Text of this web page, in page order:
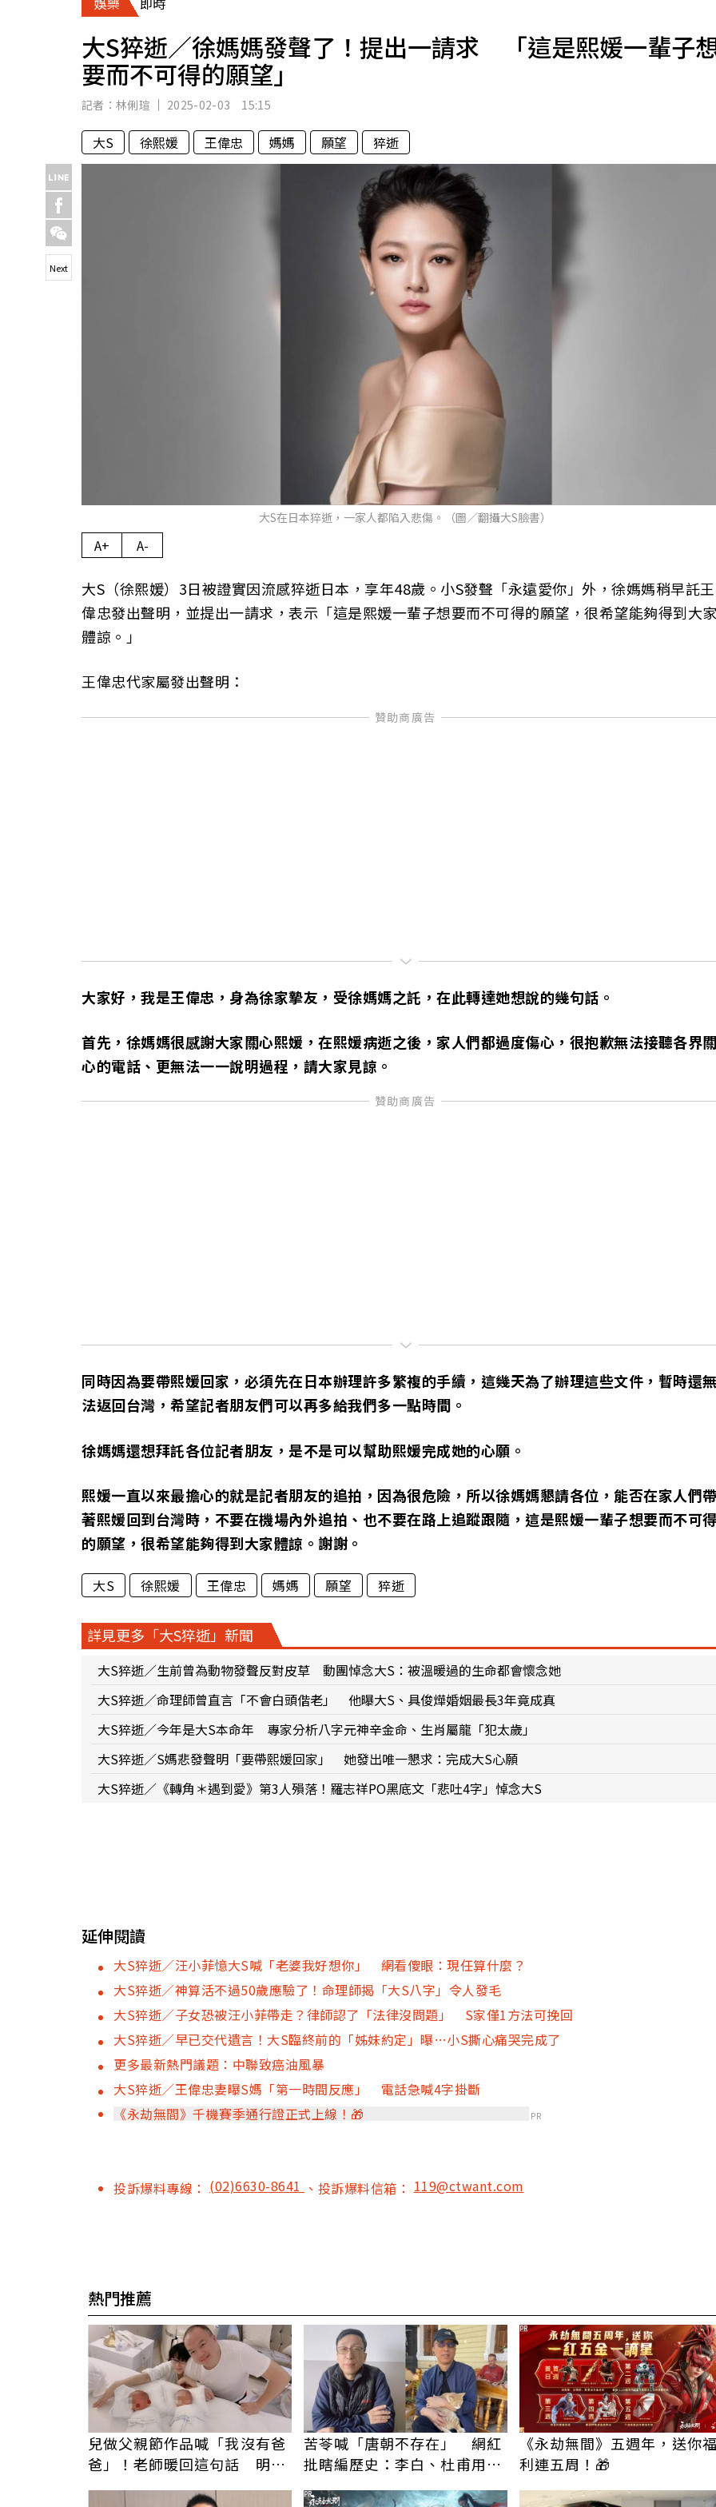
專欄
房產新勢力
運勢
大S猝逝／徐媽媽發聲了！提出一請求 「這是熙媛一輩子
要而不可得的願望」
記者： 林俐瑄 2025-02-03 15:15
大S 徐熙媛 王偉忠 媽媽 願望 猝逝
大S在日本猝逝，一家人都陷入悲傷。（圖／翻攝大S臉書）
Next
A+ A-
大S（徐熙媛）3日被證實因流感猝逝日本，享年48歲。小S發聲「永遠愛你」外，徐媽媽稍早託王
偉忠發出聲明，並提出一請求，表示「這是熙媛一輩子想要而不可得的願望，很希望能夠得到大
體諒。」
王偉忠代家屬發出聲明：
大家好，我是王偉忠，身為徐家摯友，受徐媽媽之託，在此轉達她想說的幾句話。
首先，徐媽媽很感謝大家關心熙媛，在熙媛病逝之後，家人們都過度傷心，很抱歉無法接聽各界
心的電話、更無法一一說明過程，請大家見諒。
同時因為要帶熙媛回家，必須先在日本辦理許多繁複的手續，這幾天為了辦理這些文件，暫時還
法返回台灣，希望記者朋友們可以再多給我們多一點時間。
徐媽媽還想拜託各位記者朋友，是不是可以幫助熙媛完成她的心願。
熙媛一直以來最擔心的就是記者朋友的追拍，因為很危險，所以徐媽媽懇請各位，能否在家人們
著熙媛回到台灣時，不要在機場內外追拍、也不要在路上追蹤跟隨，這是熙媛一輩子想要而不可
的願望，很希望能夠得到大家體諒。謝謝。
大S 徐熙媛 王偉忠 媽媽 願望 猝逝
詳見更多「大S猝逝」新聞
大S猝逝／生前曾為動物發聲反對皮草 動團悼念大S：被溫暖過的生命都會懷念她
大S猝逝／命理師曾直言「不會白頭偕老」 他曝大S、具俊燁婚姻最長3年竟成真
大S猝逝／今年是大S本命年 專家分析八字元神辛金命、生肖屬龍「犯太歲」
大S猝逝／S媽悲發聲明「要帶熙媛回家」 她發出唯一懇求：完成大S心願
大S猝逝／《轉角＊遇到愛》第3人殞落！羅志祥PO黑底文「悲吐4字」悼念大S
延伸閱讀
大S猝逝／汪小菲憶大S喊「老婆我好想你」 網看傻眼：現任算什麼？
大S猝逝／神算活不過50歲應驗了！命理師揭「大S八字」令人發毛
大S猝逝／子女恐被汪小菲帶走？律師認了「法律沒問題」 S家僅1方法可挽回
大S猝逝／早已交代遺言！大S臨終前的「姊妹約定」曝…小S撕心痛哭完成了
更多最新熱門議題：中聯致癌油風暴
大S猝逝／王偉忠妻曝S媽「第一時間反應」 電話急喊4字掛斷
《永劫無間》千機賽季通行證正式上線！🎁
PR
投訴爆料專線： (02)6630-8641 、投訴爆料信箱：119@ctwant.com
熱門推薦
兒做父親節作品喊「我沒有爸
爸」！老師暖回這句話 明金
苦苓喊「唐朝不存在」 網紅
批瞎編歷史：李白、杜甫用鮮
《永劫無間》五週年，送你
利連五周！🎁
PR
PR